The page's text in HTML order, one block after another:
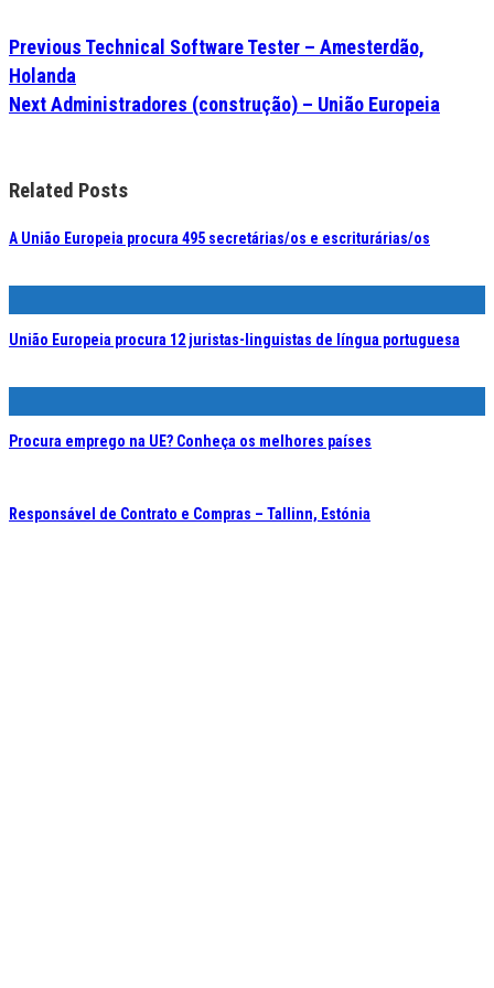
Previous Technical Software Tester – Amesterdão,
Holanda
NextAdministradores (construção) – União Europeia
Related Posts
A União Europeia procura 495 secretárias/os e escriturárias/os
União Europeia procura 12 juristas-linguistas de língua portuguesa
Procura emprego na UE? Conheça os melhores países
Responsável de Contrato e Compras – Tallinn, Estónia